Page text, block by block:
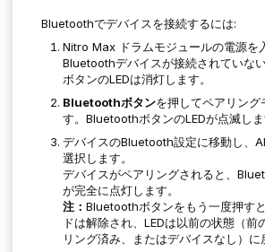
Bluetoothでデバイスを接続するには:
Nitro Max ドラムモジュールの電源を
Bluetoothデバイスが接続されていな
ボタンのLEDは消灯します。
Bluetoothボタンを押してペアリング
す。BluetoothボタンのLEDが点滅しま
デバイスのBluetooth設定に移動し、
選択します。
デバイスがペアリングされると、
が完全に点灯します。
注： Bluetoothボタンをもう一度押す
ドは解除され、LEDは以前の状態（前
リング済み、またはデバイスなし）に